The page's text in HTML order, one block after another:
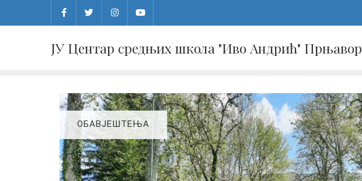
ЈУ Центар средњих школа "Иво Андрић" Прњавор
ОБАВЈЕШТЕЊА